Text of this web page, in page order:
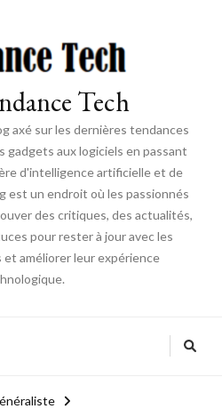
Tech
axé sur les dernières tendances
gadgets aux logiciels en passant
d'intelligence artificielle et de
est un endroit où les passionnés
des critiques, des actualités,
pour rester à jour avec les
améliorer leur expérience